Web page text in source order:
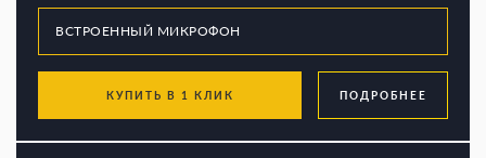
КУПИТЬ В 1 КЛИК ПОДРОБНЕЕ